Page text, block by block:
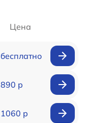
Цена
бесплатно
890 р
1060 р